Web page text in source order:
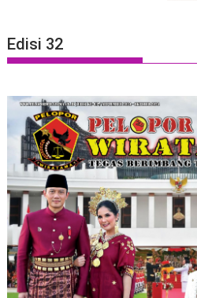
Edisi 32